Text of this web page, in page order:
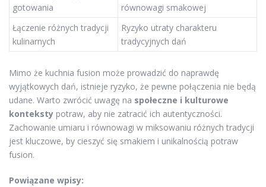
gotowania
równowagi smakowej
Łączenie różnych tradycji
kulinarnych
Ryzyko utraty charakteru
tradycyjnych dań
Mimo że kuchnia fusion może prowadzić do naprawdę
wyjątkowych dań, istnieje ryzyko, że pewne połączenia nie będą
udane. Warto zwrócić uwagę na społeczne i kulturowe
konteksty potraw, aby nie zatracić ich autentyczności.
Zachowanie umiaru i równowagi w miksowaniu różnych tradycji
jest kluczowe, by cieszyć się smakiem i unikalnością potraw
fusion.
Powiązane wpisy: